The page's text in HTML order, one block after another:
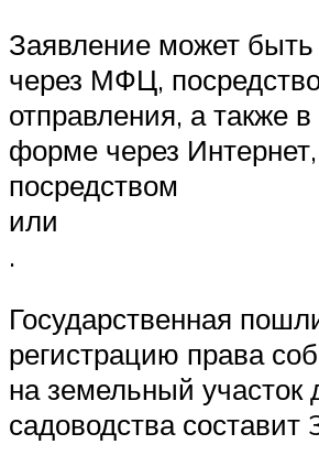
Заявление может
через МФЦ,
отправления, а также
форме через Интернет,
посредством
или
.
Государственная
регистрацию права
на земельный участок
садоводства составит